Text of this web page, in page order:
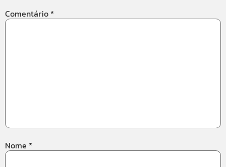
Comentário *
Nome *